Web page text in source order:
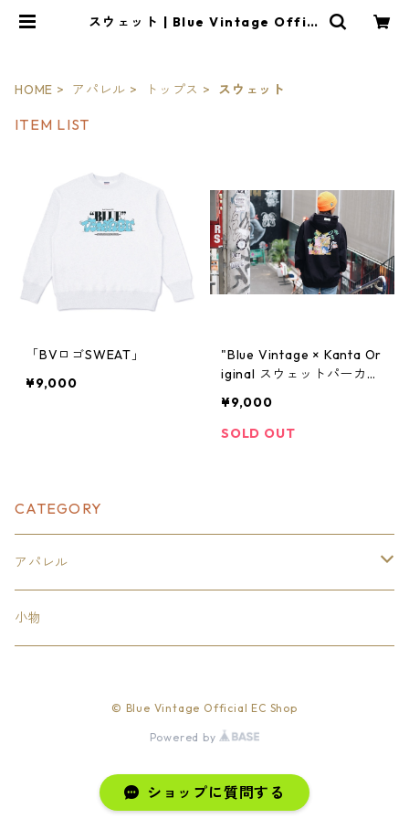
スウェット | Blue Vintage Offici
HOME アパレル トップス スウェット
ITEM LIST
「BVロゴSWEAT」
¥9,000
"Blue Vintage × Kanta Or
iginal スウェットパーカ
¥9,000
SOLD OUT
CATEGORY
アパレル
トップス
小物
© Blue Vintage Official EC Shop
Powered by
ショップに質問する